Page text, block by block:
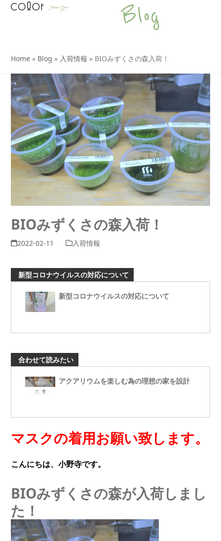
SkipOpen
Close
Blog
Home » Blog » 入荷情報 » BIOみずくさの森入荷！
BIOみずくさの森入荷！
2022-02-11 入荷情報
新型コロナウイルスの対応について
新型コロナウイルスの対応について
合わせて読みたい
アクアリウムを楽しむ為の理想の家を設計
マスクの着用お願い致します。
こんにちは、小野寺です。
BIOみずくさの森が入荷しまし
た！